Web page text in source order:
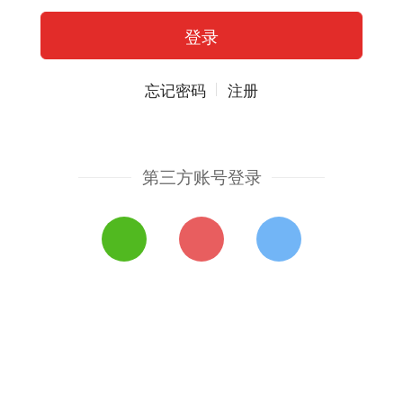
忘记密码 注册
第三方账号登录